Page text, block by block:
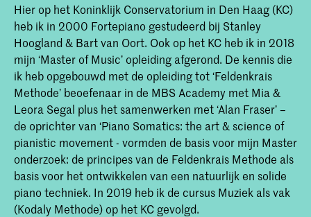
Hier op het Koninklijk Conservatorium in Den Haag (KC)
heb ik in 2000 Fortepiano gestudeerd bij Stanley
Hoogland & Bart van Oort. Ook op het KC heb ik in 2018
mijn ‘Master of Music’ opleiding afgerond. De kennis die
ik heb opgebouwd met de opleiding tot ‘Feldenkrais
Methode’ beoefenaar in de MBS Academy met Mia &
Leora Segal plus het samenwerken met ‘Alan Fraser’ –
de oprichter van ‘Piano Somatics: the art & science of
pianistic movement - vormden de basis voor mijn Master
onderzoek: de principes van de Feldenkrais Methode als
basis voor het ontwikkelen van een natuurlijk en solide
piano techniek. In 2019 heb ik de cursus Muziek als vak
(Kodaly Methode) op het KC gevolgd.